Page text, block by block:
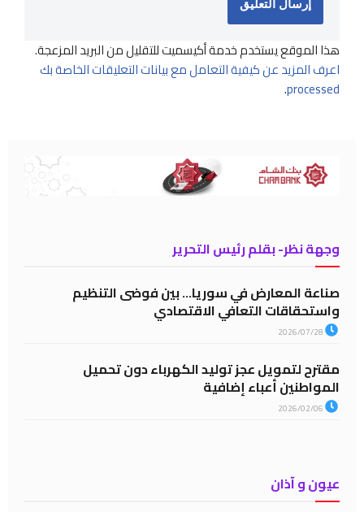
هذا الموقع يستخدم خدمة أكيسميت للتقليل من البريد المزعجة.
اعرف المزيد عن كيفية التعامل مع بيانات التعليقات الخاصة بك
processed
.
وجهة نظر- بقلم رئيس التحرير
صناعة المعارض في سوريا… بين فوضى التنظيم
واستحقاقات التعافي الاقتصادي
مقترح لتمويل عجز توليد الكهرباء دون تحميل
المواطنين أعباء إضافية
عيون و آذان